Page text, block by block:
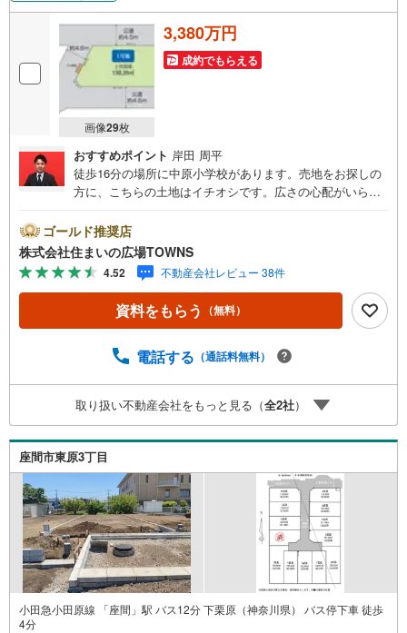
画像29枚
3,380万円
成約でもらえる
おすすめポイント 岸田 周平
徒歩16分の場所に中原小学校があります。売地をお探しの
方に、こちらの土地はイチオシです。広さの心配がいらな
で、建物の間取りにこだわりたい方におすすめ。第一種低
層住居専用地域は、開放的で明るい街並みが生まれ、良好
な住環境からニーズの高い場所です。南側道路に面してい
るため、日当たりを確保する事が出来ます。駅から徒歩6分
圏内に立地しています。【年中無休/9:00～21:00】人気物
件は特にお問い合わせが集中するため、お早めにお電話下
ご見学がスムーズです。■その他、各種ご相談も承っており
ョン■住まいの広場TOWNSからお客様へ経験豊富なスタッ
フが親身になってお客様に合った物件をご紹介させて頂き
ます！ /他社様掲載物件も併せてご紹介可能ですのでお気軽
にお問い合わせ下さい♪駐車場もございますので、お車で
のお越しも大歓迎です！
ゴールド推奨店
株式会社住まいの広場TOWNS
4.52 不動産会社レビュー 38件
資料をもらう （無料）
電話する （通話料無料）
取り扱い不動産会社をもっと見る（全2社）
座間市東原3丁目
小田急小田原線 「座間」駅 バス12分 下栗原（神奈川県） バス停下車 徒歩
4分